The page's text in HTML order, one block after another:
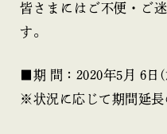
皆さまにはご不便・ご
す。
■期 間：2020年5月 6日
※状況に応じて期間延長